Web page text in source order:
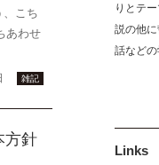
、こち
あわせ
雑記
方針
りとテ
説の他
話などの
Links